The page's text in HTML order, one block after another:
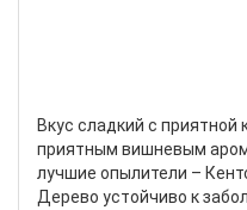
Вкус сладкий с приятной
приятным вишневым
лучшие опылители –
Дерево устойчиво к